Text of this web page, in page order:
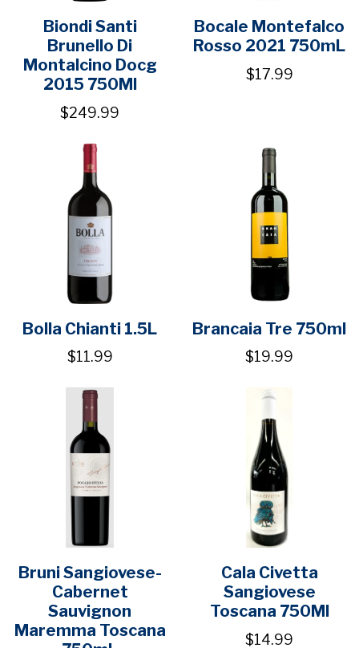
Biondi Santi
Brunello Di
Montalcino Docg
2015 750Ml
$249.99
Bocale Montefalco
Rosso 2021 750mL
$17.99
Bolla Chianti 1.5L
$11.99
Brancaia Tre 750ml
$19.99
Bruni Sangiovese-
Cabernet
Sauvignon
Maremma Toscana
Cala Civetta
Sangiovese
Toscana 750Ml
$14.99